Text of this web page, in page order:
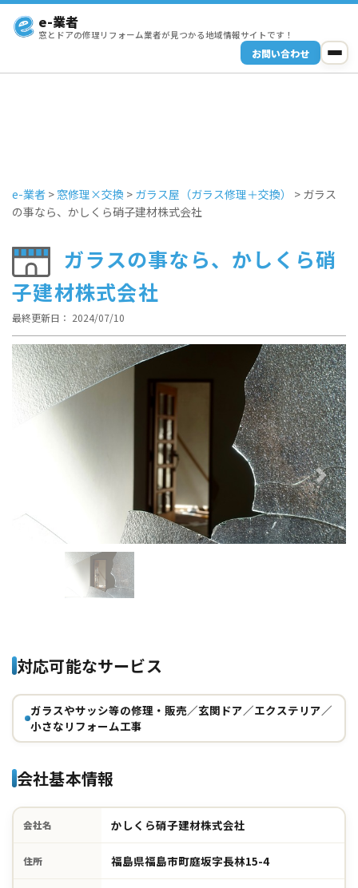
e-業者
窓とドアの修理リフォーム業者が見つかる地域情報サイトです！
お問い合わせ
e-業者 > 窓修理×交換 > ガラス屋（ガラス修理＋交換） > ガラス
の事なら、かしくら硝子建材株式会社
ガラスの事なら、かしくら硝
子建材株式会社
最終更新日： 2024/07/10
Next
対応可能なサービス
ガラスやサッシ等の修理・販売／玄関ドア／エクステリア／
小さなリフォーム工事
会社基本情報
会社名 かしくら硝子建材株式会社
住所 福島県福島市町庭坂字長林15-4